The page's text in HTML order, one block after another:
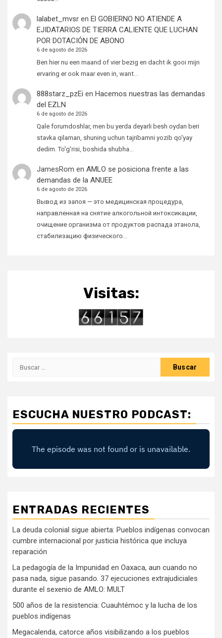
lalabet_mvsren El GOBIERNO NO ATIENDE A
EJIDATARIOS DE TIERRA CALIENTE QUE LUCHAN
POR DOTACIÓN DE ABONO
6 de agosto de 2026
Ben hier nu een maand of vier bezig en dacht ik gooi mijn
ervaring er ook maar even in, want…
888starz_pzEi en Hacemos nuestras las demandas
del EZLN
6 de agosto de 2026
Qale forumdoshlar, men bu yerda deyarli besh oydan beri
stavka qilaman, shuning uchun tajribamni yozib qo'yay
dedim. To'g'risi, boshida shubha…
JamesRom en AMLO se posiciona frente a las
demandas de la ANUEE
6 de agosto de 2026
Вывод из запоя — это медицинская процедура,
направленная на снятие алкогольной интоксикации,
очищение организма от продуктов распада этанола,
стабилизацию физического…
Visitas:
ESCUCHA NUESTRO PODCAST:
ENTRADAS RECIENTES
La deuda colonial sigue abierta: Pueblos indígenas convocan
cumbre internacional por justicia histórica que incluya
reparación
La pedagogía de la Impunidad en Oaxaca, aun cuando no
pasa nada, sigue pasando. 37 ejecuciones extrajudiciales
durante el sexenio de AMLO: MULT
500 años de la resistencia: Cuauhtémoc y la lucha de los
pueblos indígenas
Megacalenda, catorce años visibilizando a los pueblos